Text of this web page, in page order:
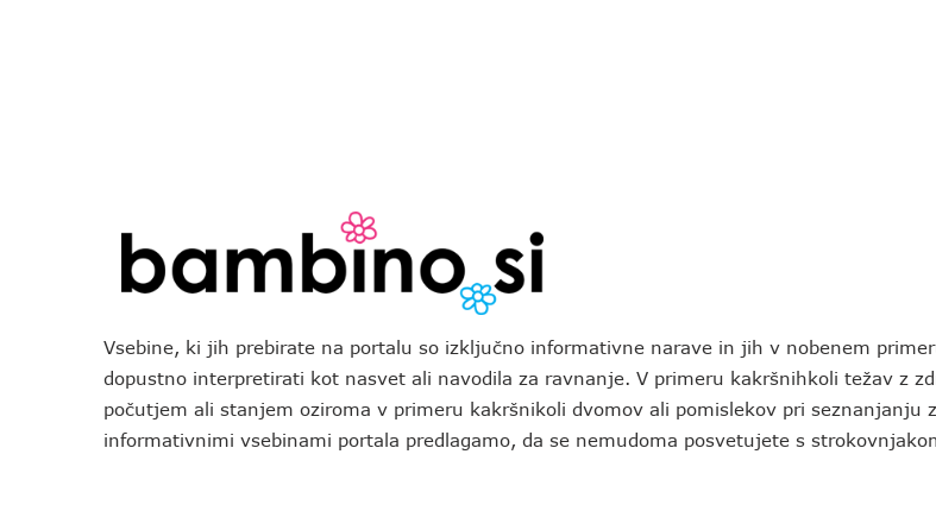
Vsebine, ki jih prebirate na portalu so izključno informativne narave in jih v nobenem
dopustno interpretirati kot nasvet ali navodila za ravnanje. V primeru kakršnihkoli težav z
počutjem ali stanjem oziroma v primeru kakršnikoli dvomov ali pomislekov pri seznanjanju z
informativnimi vsebinami portala predlagamo, da se nemudoma posvetujete s